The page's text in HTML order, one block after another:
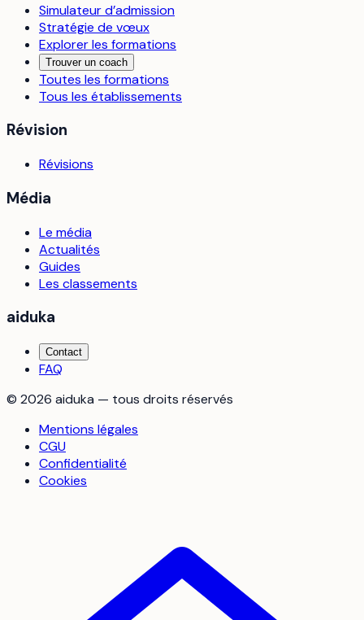
Simulateur d’admission
Stratégie de vœux
Explorer les formations
Trouver un coach
Toutes les formations
Tous les établissements
Révision
Révisions
Média
Le média
Actualités
Guides
Les classements
aiduka
Contact
FAQ
© 2026 aiduka — tous droits réservés
Mentions légales
CGU
Confidentialité
Cookies